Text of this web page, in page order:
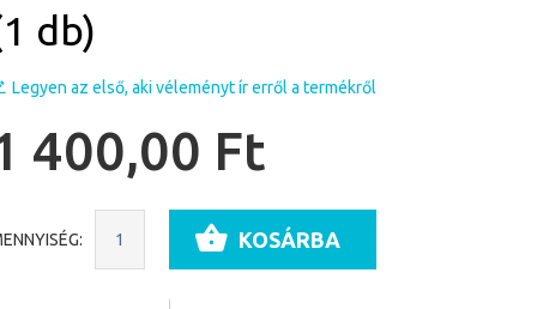
db)
Legyen az első, aki véleményt ír erről a termékről
400,00 Ft
KOSÁRBA